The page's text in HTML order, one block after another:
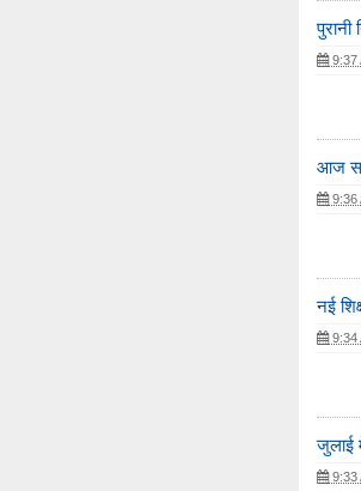
9:37
आज
9:36
नई
9:34
जुलाई
9:33